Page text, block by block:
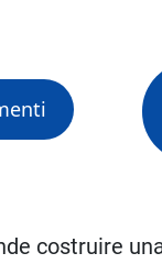
costruire